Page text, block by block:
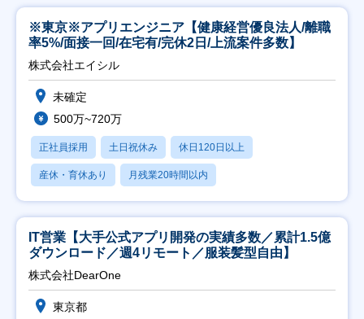
※東京※アプリエンジニア【健康経営優良法人/離職
率5%/面接一回/在宅有/完休2日/上流案件多数】
株式会社エイシル
未確定
500万~720万
正社員採用 土日祝休み 休日120日以上
産休・育休あり 月残業20時間以内
IT営業【大手公式アプリ開発の実績多数／累計1.5億
ダウンロード／週4リモート／服装髪型自由】
株式会社DearOne
東京都